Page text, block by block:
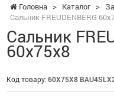
Головна > Каталог >
Сальник FREUDENBERG
Сальник
60х75х8
Код товару: 60Х75Х8